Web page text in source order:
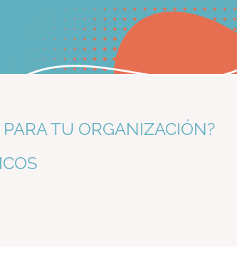
TU ORGANIZACIÓN?